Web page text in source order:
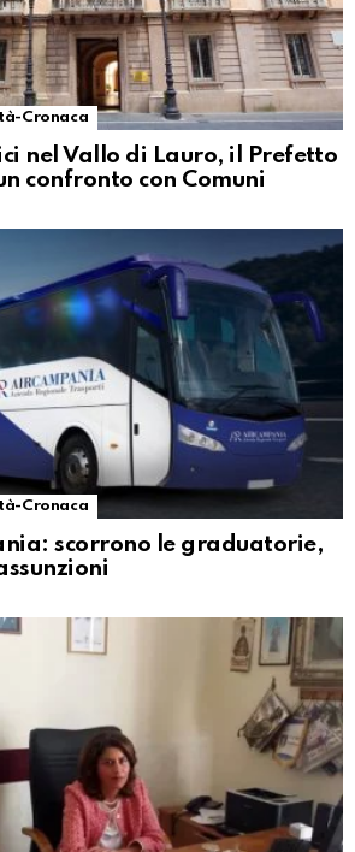
Cronaca
nel Vallo di Lauro, il Prefetto
confronto con Comuni
Cronaca
scorrono le graduatorie,